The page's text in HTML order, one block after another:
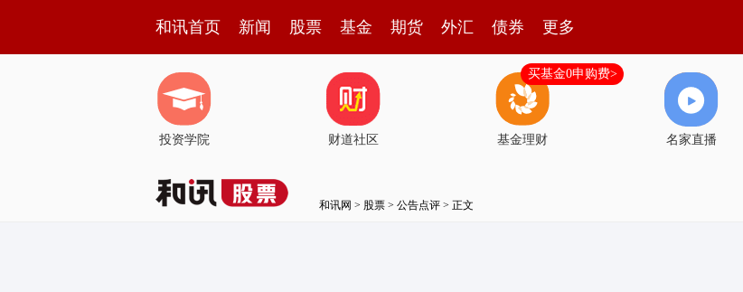
和讯首页 新闻 股票 基金 期货 外汇 债券 更多
投资学院 财道社区 基金理财
买基金0申购费>
名家直播
和讯网 > 股票 > 公告点评 > 正文